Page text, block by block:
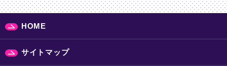
HOME
サイトマップ